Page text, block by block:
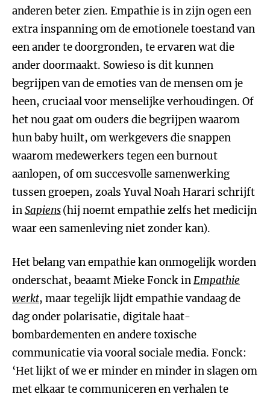
anderen beter zien. Empathie is in zijn ogen een
extra inspanning om de emotionele toestand van
een ander te doorgronden, te ervaren wat die
ander doormaakt. Sowieso is dit kunnen
begrijpen van de emoties van de mensen om je
heen, cruciaal voor menselijke verhoudingen. Of
het nou gaat om ouders die begrijpen waarom
hun baby huilt, om werkgevers die snappen
waarom medewerkers tegen een burnout
aanlopen, of om succesvolle samenwerking
tussen groepen, zoals Yuval Noah Harari schrijft
inSapiens(hij noemt empathie zelfs het medicijn
waar een samenleving niet zonder kan).
Het belang van empathie kan onmogelijk worden
onderschat, beaamt Mieke Fonck inEmpathie
werkt, maar tegelijk lijdt empathie vandaag de
dag onder polarisatie, digitale haat-
bombardementen en andere toxische
communicatie via vooral sociale media. Fonck:
‘Het lijkt of we er minder en minder in slagen om
met elkaar te communiceren en verhalen te